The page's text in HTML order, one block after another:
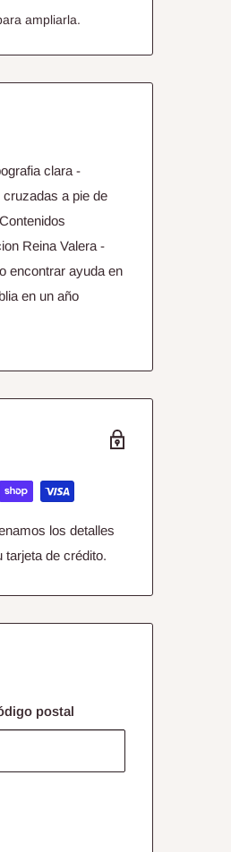
ampliarla.
clara -
a pie de
Reina Valera -
encontrar ayuda en
en un año
los detalles
tarjeta de crédito.
postal